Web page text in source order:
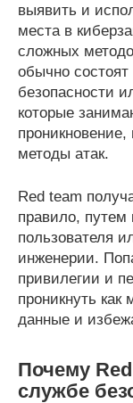
выявить и
места в
сложных
обычно
безопасности
которые
методы атак.
Red team
правило, путем
пользователя
инженерии.
привилегии и
проникнуть как
данные и
Почему Red
службе